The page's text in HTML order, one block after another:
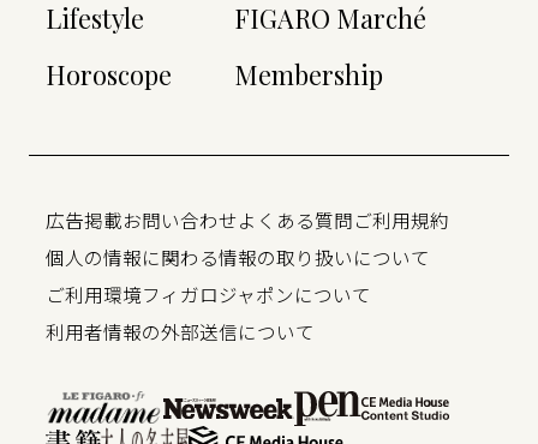
Lifestyle
Horoscope
FIGARO Marché
Membership
広告掲載お問い合わせよくある質問ご利用規約
個人の情報に関わる情報の取り扱いについて
ご利用環境フィガロジャポンについて
利用者情報の外部送信について